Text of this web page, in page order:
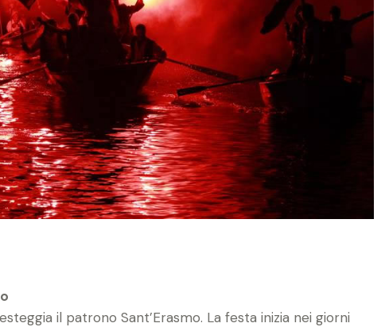
il patrono Sant’Erasmo. La festa inizia nei giorni